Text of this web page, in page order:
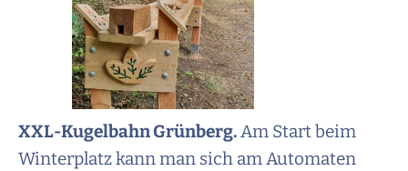
XXL-Kugelbahn Grünberg.Am Start beim
Winterplatz kann man sich am Automaten